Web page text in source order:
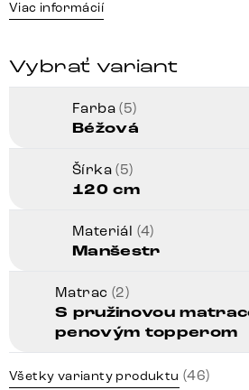
Viac informácií
Vybrať variant
Farba(5)
Béžová
Šírka(5)
120 cm
Materiál (4)
Manšestr
Matrac (2)
S pružinovou
penovým topperom
Všetky varianty produktu (46)